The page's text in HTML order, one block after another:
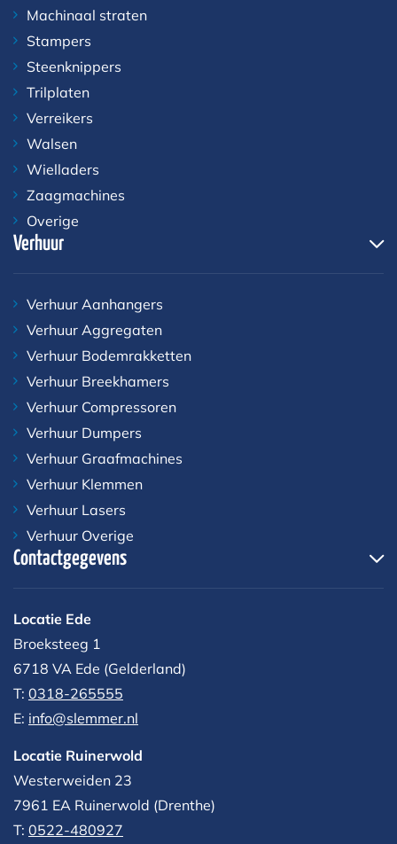
Machinaal straten
Stampers
Steenknippers
Trilplaten
Verreikers
Walsen
Wielladers
Zaagmachines
Overige
Verhuur
Verhuur Aanhangers
Verhuur Aggregaten
Verhuur Bodemrakketten
Verhuur Breekhamers
Verhuur Compressoren
Verhuur Dumpers
Verhuur Graafmachines
Verhuur Klemmen
Verhuur Lasers
Verhuur Overige
Contactgegevens
Locatie Ede
Broeksteeg 1
6718 VA Ede (Gelderland)
T: 0318-265555
E: info@slemmer.nl
Locatie Ruinerwold
Westerweiden 23
7961 EA Ruinerwold (Drenthe)
T: 0522-480927‬